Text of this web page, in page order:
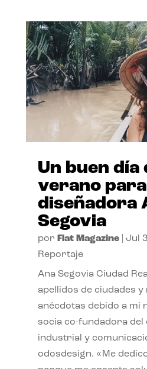
Un buen día
verano
diseñadora
Segovia
por Flat Magazine| Jul
Reportaje
Ana Segovia Ciudad
apellidos de ciudades y
anécdotas debido a mi
socia co-fundadora del
industrial y
odosdesign. «Me